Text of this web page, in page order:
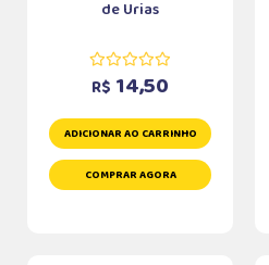
de Urias
R$ 14,50
ADICIONAR AO CARRINHO
COMPRAR AGORA